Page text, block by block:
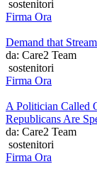
sostenitori
Firma Ora
Demand that
da: Care2 Team
sostenitori
Firma Ora
A Politician Called
Republicans Are
da: Care2 Team
sostenitori
Firma Ora